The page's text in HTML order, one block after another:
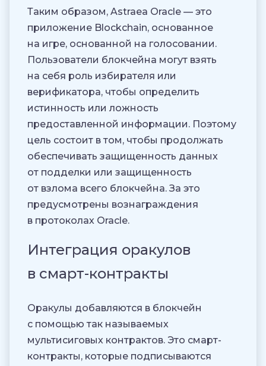
Таким образом, Astraea Oracle — это
приложение Blockchain, основанное
на игре, основанной на голосовании.
Пользователи блокчейна могут взять
на себя роль избирателя или
верификатора, чтобы определить
истинность или ложность
предоставленной информации. Поэтому
цель состоит в том, чтобы продолжать
обеспечивать защищенность данных
от подделки или защищенность
от взлома всего блокчейна. За это
предусмотрены вознаграждения
в протоколах Oracle.
Интеграция оракулов
в смарт-контракты
Оракулы добавляются в блокчейн
с помощью так называемых
мультисиговых контрактов. Это смарт-
контракты, которые подписываются